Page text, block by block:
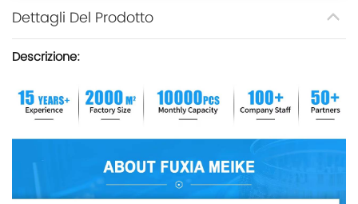
Dettagli Del Prodotto
Descrizione: